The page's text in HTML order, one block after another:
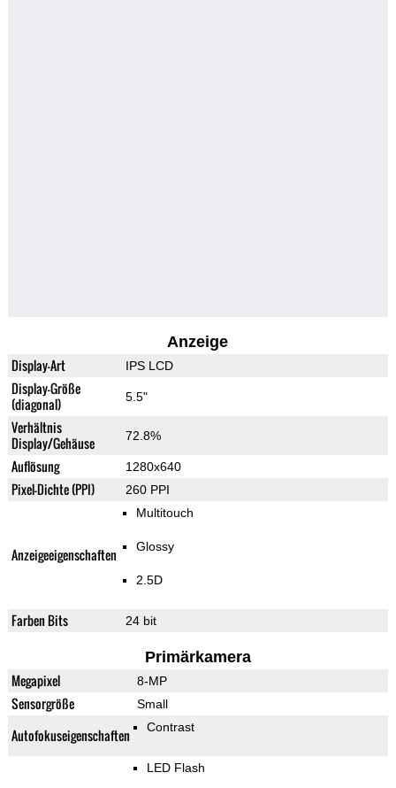
Anzeige
Display-Art IPS LCD
Display-Größe
(diagonal)
5.5"
Verhältnis
Display/Gehäuse
72.8%
Auflösung 1280x640
Pixel-Dichte (PPI) 260 PPI
Anzeigeeigenschaften
Multitouch
Glossy
2.5D
Farben Bits 24 bit
Primärkamera
Megapixel 8-MP
Sensorgröße Small
Autofokuseigenschaften Contrast
LED Flash